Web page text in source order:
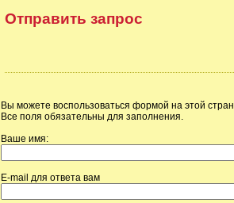
Отправить запрос
Вы можете воспользоваться формой на этой
Все поля обязательны для заполнения.
Ваше имя:
E-mail для ответа вам